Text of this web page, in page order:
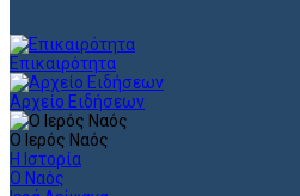
Επικαιρότητα
Αρχείο Ειδήσεων
Ο Ιερός Ναός
Η Ιστορία
Ο Ναός